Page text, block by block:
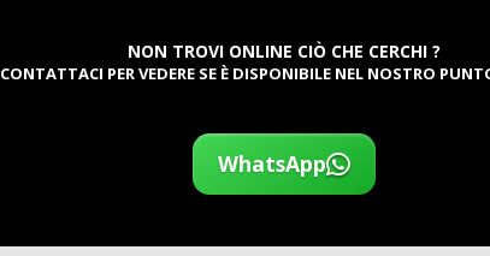
NON TROVI ONLINE CIÒ CHE CERCHI ?
CONTATTACI PER VEDERE SE È DISPONIBILE NEL NOSTRO
WhatsApp